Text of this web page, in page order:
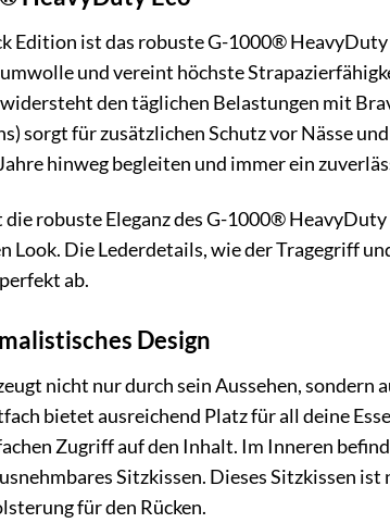
Edition ist das robuste G-1000®
und vereint höchste
den täglichen Belastungen mit
sorgt für zusätzlichen Schutz vor Nässe
hinweg begleiten und immer ein
robuste Eleganz des G-1000®
Look. Die Lederdetails, wie der Tragegriff
ab.
Design
nicht nur durch sein Aussehen, sondern
bietet ausreichend Platz für all deine
Zugriff auf den Inhalt. Im Inneren
Sitzkissen. Dieses Sitzkissen
für den Rücken.